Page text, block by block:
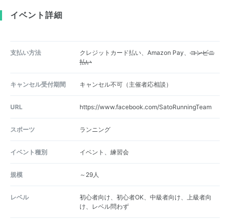
イベント詳細
支払い方法 クレジットカード払い、Amazon Pay、コンビニ
払い
キャンセル受付期間 キャンセル不可（主催者応相談）
URL https://www.facebook.com/SatoRunningTeam
スポーツ ランニング
イベント種別 イベント、練習会
規模 ～29人
レベル
初心者向け、初心者OK、中級者向け、上級者向
け、レベル問わず